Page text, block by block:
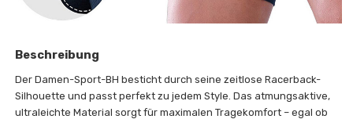
Beschreibung
Der Damen-Sport-BH besticht durch seine zeitlose Racerback-
Silhouette und passt perfekt zu jedem Style. Das atmungsaktive,
ultraleichte Material sorgt für maximalen Tragekomfort – egal ob